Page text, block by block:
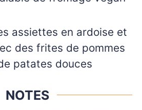
assiettes en ardoise et
des frites de pommes
patates douces
NOTES